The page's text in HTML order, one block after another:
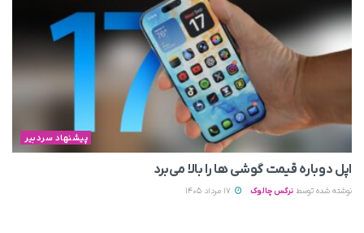
پیشنهاد سردبیر
اپل دوباره قیمت‌ گوشی ها را بالا می‌برد
نوشته شده توسط نرگس چالوک